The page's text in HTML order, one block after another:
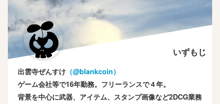
いずもじ
出雲寺ぜんすけ （‎@blankcoin）
ゲーム会社等で16年勤務。フリーランスで４年。
背景を中心に武器、アイテム、スタンプ画像など2DCG業務